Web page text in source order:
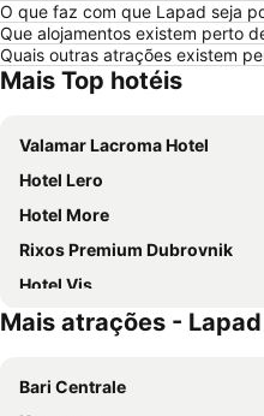
O que faz com que Lapad seja
Que alojamentos existem perto
Quais outras atrações existem
Mais Top hotéis
Valamar Lacroma Hotel
Hotel Lero
Hotel More
Rixos Premium Dubrovnik
Hotel Vis
Maistra Select Astarea Hotel
Hotel Ivka
Mais atrações - Lapad
Bari Centrale